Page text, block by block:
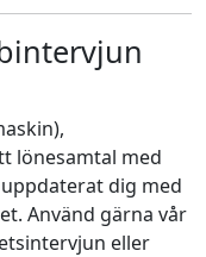
lönesamtal med
dig med
Använd gärna vår
eller